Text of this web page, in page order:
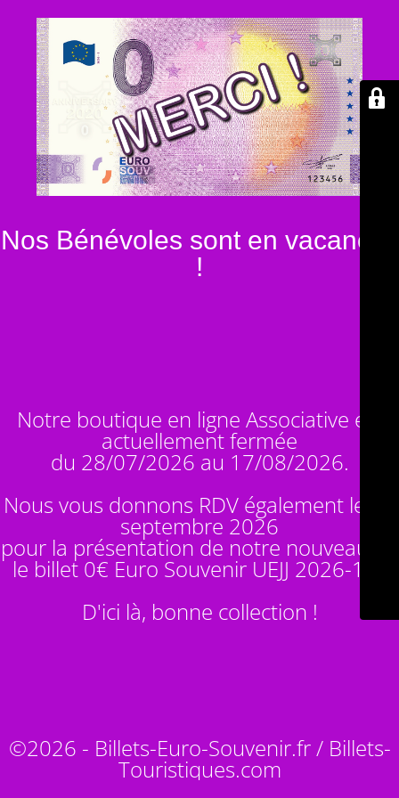
Nos Bénévoles sont en vacances
!
Notre boutique en ligne Associative est
actuellement fermée
du 28/07/2026 au 17/08/2026.
Nous vous donnons RDV également le 14
septembre 2026
pour la présentation de notre nouveauté :
le billet 0€ Euro Souvenir UEJJ 2026-10
D'ici là, bonne collection !
©2026 - Billets-Euro-Souvenir.fr / Billets-
Touristiques.com